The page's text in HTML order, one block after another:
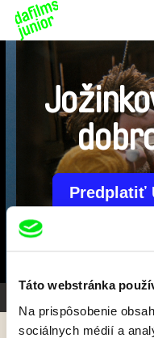
Táto webstránka
Na prispôsobenie
sociálnych médií a
Domov
Predplatiť